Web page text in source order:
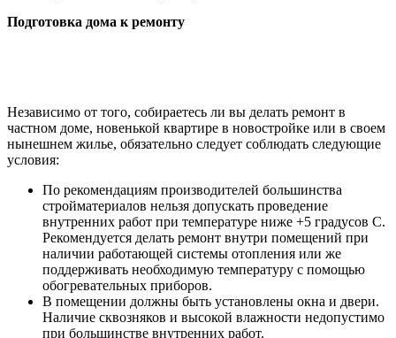
Подготовка дома к ремонту
Независимо от того, собираетесь ли вы делать ремонт в
частном доме, новенькой квартире в новостройке или в своем
нынешнем жилье, обязательно следует соблюдать следующие
условия:
По рекомендациям производителей большинства
стройматериалов нельзя допускать проведение
внутренних работ при температуре ниже +5 градусов С.
Рекомендуется делать ремонт внутри помещений при
наличии работающей системы отопления или же
поддерживать необходимую температуру с помощью
обогревательных приборов.
В помещении должны быть установлены окна и двери.
Наличие сквозняков и высокой влажности недопустимо
при большинстве внутренних работ.